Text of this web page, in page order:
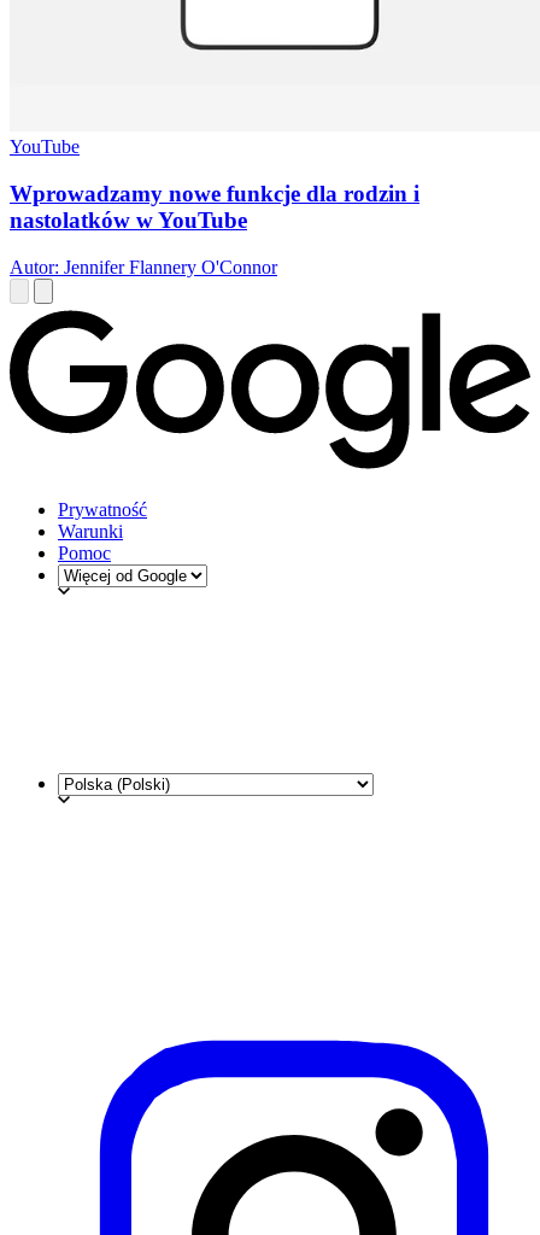
YouTube
Wprowadzamy nowe funkcje dla rodzin i
nastolatków w YouTube
Autor: Jennifer Flannery O'Connor
Prywatność
Warunki
Pomoc